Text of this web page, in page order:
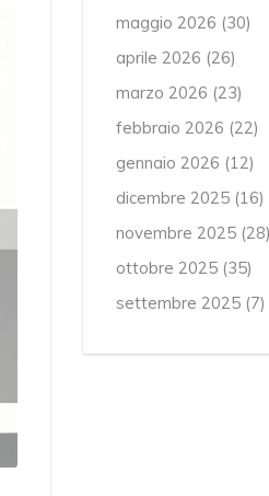
maggio 2026 (30)
aprile 2026 (26)
marzo 2026 (23)
febbraio 2026 (22)
gennaio 2026 (12)
dicembre 2025 (16)
novembre 2025 (28)
ottobre 2025 (35)
settembre 2025 (7)